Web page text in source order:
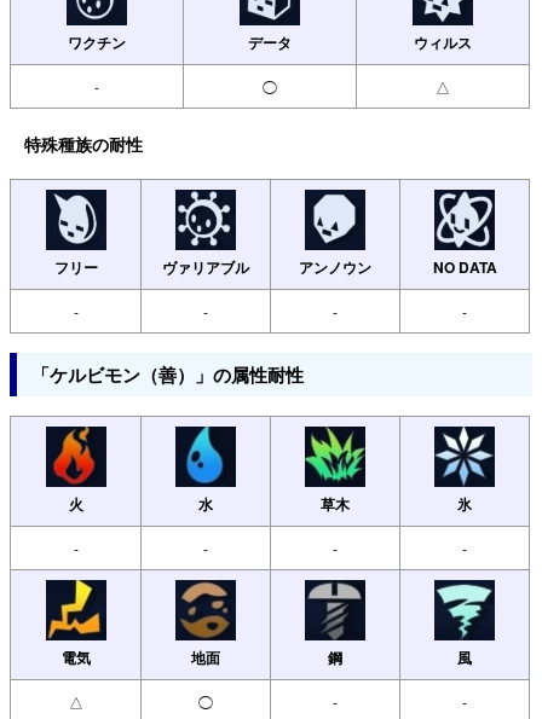
ワクチン データ ウィルス
- ◯ △
特殊種族の耐性
フリー ヴァリアブル アンノウン NO DATA
- - - -
「ケルビモン（善）」の属性耐性
火 水 草木 氷
- - - -
電気 地面 鋼 風
△ ◯ - -